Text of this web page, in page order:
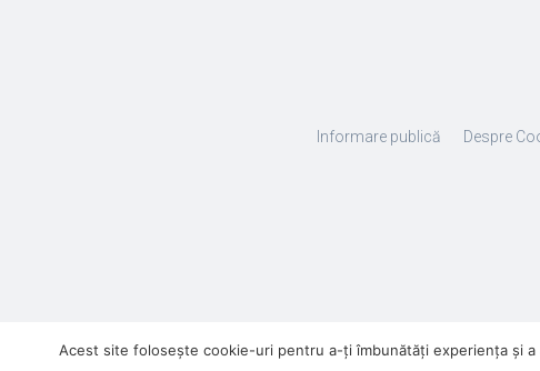
Informare publică Despre
Acest site folosește cookie-uri pentru a-ți îmbunătăți experiența și